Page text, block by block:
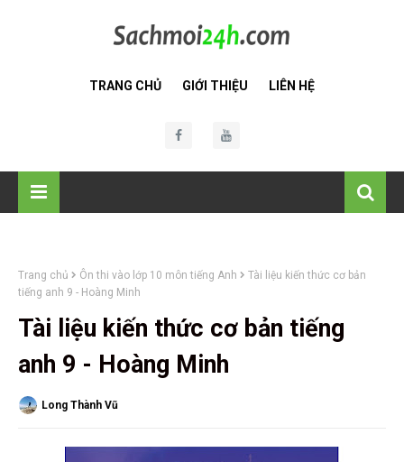
TRANG CHỦ GIỚI THIỆU LIÊN HỆ
Trang chủ Ôn thi vào lớp 10 môn tiếng Anh
Tài liệu kiến thức cơ bản
tiếng anh 9 - Hoàng Minh
Tài liệu kiến thức cơ bản tiếng
anh 9 - Hoàng Minh
Long Thành Vũ